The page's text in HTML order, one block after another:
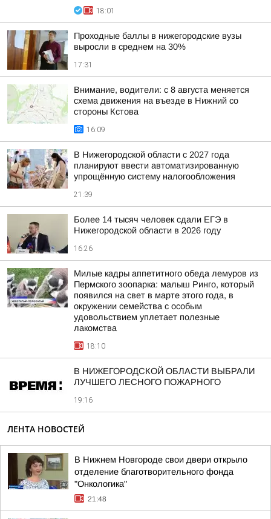
18:01
Проходные баллы в нижегородские вузы
выросли в среднем на 30%
17:31
Внимание, водители: с 8 августа меняется
схема движения на въезде в Нижний со
стороны Кстова
16:09
В Нижегородской области с 2027 года
планируют ввести автоматизированную
упрощённую систему налогообложения
21:39
Более 14 тысяч человек сдали ЕГЭ в
Нижегородской области в 2026 году
16:26
Милые кадры аппетитного обеда лемуров из
Пермского зоопарка: малыш Ринго, который
появился на свет в марте этого года, в
окружении семейства с особым
удовольствием уплетает полезные
лакомства
18:10
В НИЖЕГОРОДСКОЙ ОБЛАСТИ ВЫБРАЛИ
ЛУЧШЕГО ЛЕСНОГО ПОЖАРНОГО
19:16
ЛЕНТА НОВОСТЕЙ
В Нижнем Новгороде свои двери открыло
отделение благотворительного фонда
"Онкологика"
21:48